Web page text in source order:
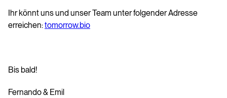
Ihr könnt uns und unser Team unter folgender Adresse
erreichen:tomorrow.bio
Bis bald!
Fernando & Emil